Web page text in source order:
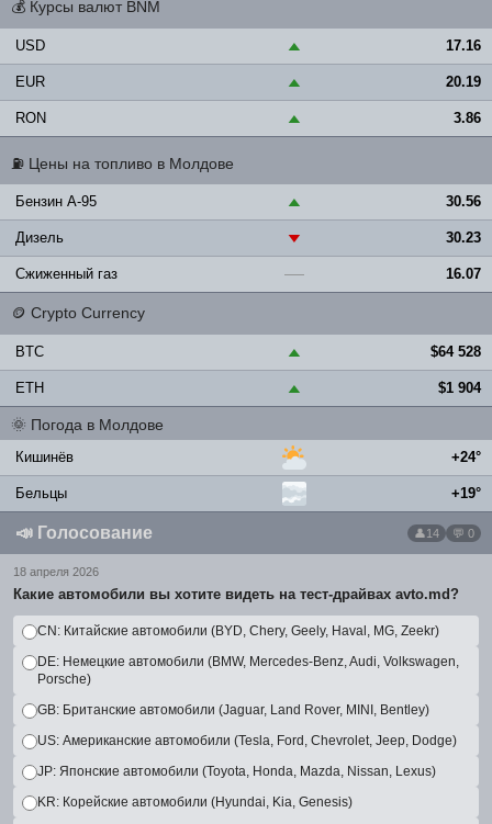
💰 Курсы валют BNM
USD ▲ 17.16
EUR ▲ 20.19
RON ▲ 3.86
⛽ Цены на топливо в Молдове
Бензин A-95 ▲ 30.56
Дизель ▼ 30.23
Сжиженный газ — 16.07
🪙 Crypto Currency
BTC ▲ $64 528
ETH ▲ $1 904
🌞 Погода в Молдове
Кишинёв +24°
Бельцы +19°
📣 Голосование 14 💬 0
18 апреля 2026
Какие автомобили вы хотите видеть на тест-драйвах avto.md?
CN: Китайские автомобили (BYD, Chery, Geely, Haval, MG, Zeekr)
DE: Немецкие автомобили (BMW, Mercedes-Benz, Audi, Volkswagen,
Porsche)
GB: Британские автомобили (Jaguar, Land Rover, MINI, Bentley)
US: Американские автомобили (Tesla, Ford, Chevrolet, Jeep, Dodge)
JP: Японские автомобили (Toyota, Honda, Mazda, Nissan, Lexus)
KR: Корейские автомобили (Hyundai, Kia, Genesis)